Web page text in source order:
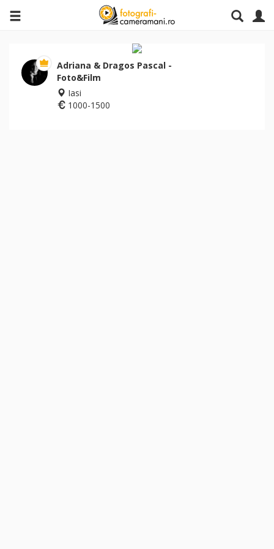
Adriana & Dragos Pascal -
Foto&Film
Iasi
1000-1500